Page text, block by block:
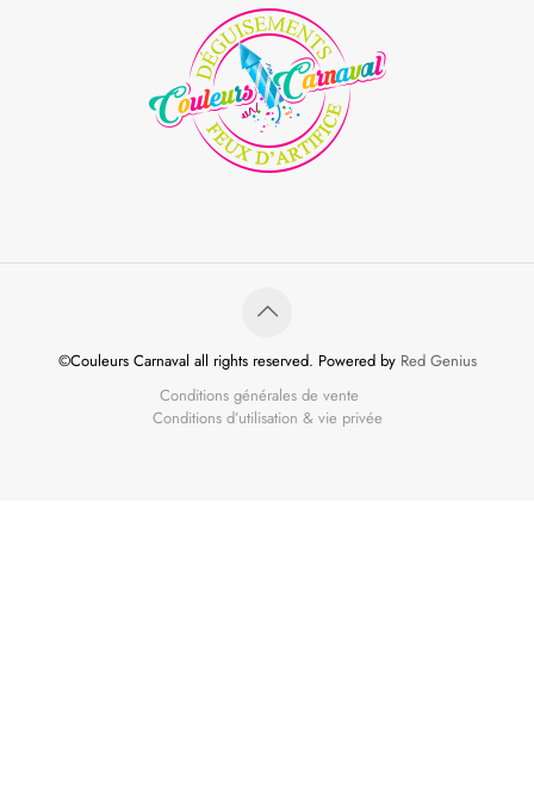
©Couleurs Carnaval all rights reserved. Powered by Red Genius
Conditions générales de vente
Conditions d’utilisation & vie privée